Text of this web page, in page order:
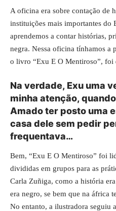
A oficina era sobre contação de
instituições mais importantes do
aprendemos a contar histórias,
negra. Nessa oficina tínhamos a
o livro “Exu E O Mentiroso”, foi
Na verdade, Exu uma
minha atenção,
Amado ter posto uma
casa dele sem pedir
frequentava…
Bem, “Exu E O Mentiroso” foi
divididas em grupos para as
Carla Zuñiga, como a história
era negro, se bem que na áfrica
No entanto, a ilustradora seguiu